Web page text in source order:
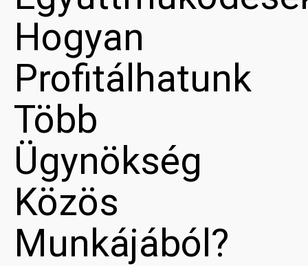
Hogyan
Profitálhatunk
Több
Ügynökség
Közös
Munkájából?